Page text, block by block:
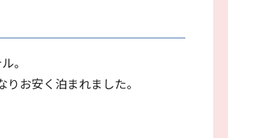
。
りお安く泊まれました。